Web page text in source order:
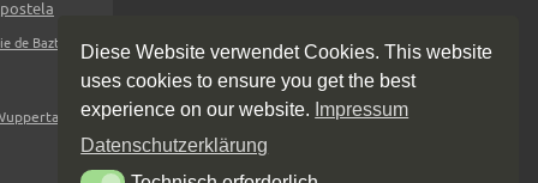
de Baztan
Diese Website verwendet Cookies. This website
uses cookies to ensure you get the best
experience on our website. Impressum
Datenschutzerklärung